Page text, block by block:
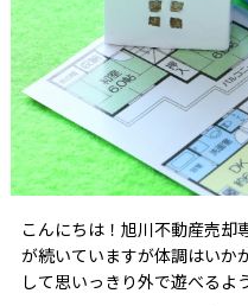
こんにちは！旭川不動産売却
が続いていますが体調はいか
して思いっきり外で遊べる